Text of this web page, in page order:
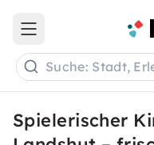
Open main menu
Suche: Stadt,
Spielerischer